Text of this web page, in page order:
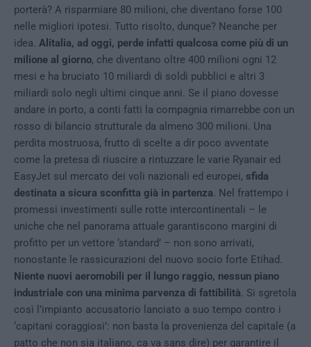
porterà? A risparmiare 80 milioni, che diventano forse 100
nelle migliori ipotesi. Tutto risolto, dunque? Neanche per
idea. Alitalia, ad oggi, perde infatti qualcosa come più di un
milione al giorno, che diventano oltre 400 milioni ogni 12
mesi e ha bruciato 10 miliardi di soldi pubblici e altri 3
miliardi solo negli ultimi cinque anni. Se il piano dovesse
andare in porto, a conti fatti la compagnia rimarrebbe con un
rosso di bilancio strutturale da almeno 300 milioni. Una
perdita mostruosa, frutto di scelte a dir poco avventate
come la pretesa di riuscire a rintuzzare le varie Ryanair ed
EasyJet sul mercato dei voli nazionali ed europei, sfida
destinata a sicura sconfitta già in partenza. Nel frattempo i
promessi investimenti sulle rotte intercontinentali – le
uniche che nel panorama attuale garantiscono margini di
profitto per un vettore ‘standard’ – non sono arrivati,
nonostante le rassicurazioni del nuovo socio forte Etihad.
Niente nuovi aeromobili per il lungo raggio, nessun piano
industriale con una minima parvenza di fattibilità. Si sgretola
così l’impianto accusatorio lanciato a suo tempo contro i
‘capitani coraggiosi’: non basta la provenienza del capitale (a
patto che non sia italiano, ca va sans dire) per garantire il